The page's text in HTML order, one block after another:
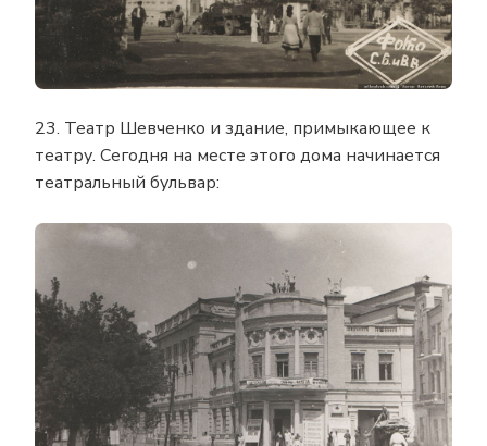
23. Театр Шевченко и здание, примыкающее к
театру. Сегодня на месте этого дома начинается
театральный бульвар: